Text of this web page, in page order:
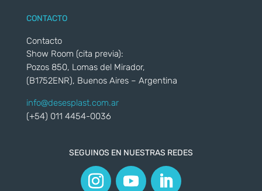
CONTACTO
Contacto
Show Room (cita previa):
Pozos 850, Lomas del Mirador,
(B1752ENR), Buenos Aires – Argentina
info@desesplast.com.ar
(+54) 011 4454-0036
SEGUINOS EN NUESTRAS REDES